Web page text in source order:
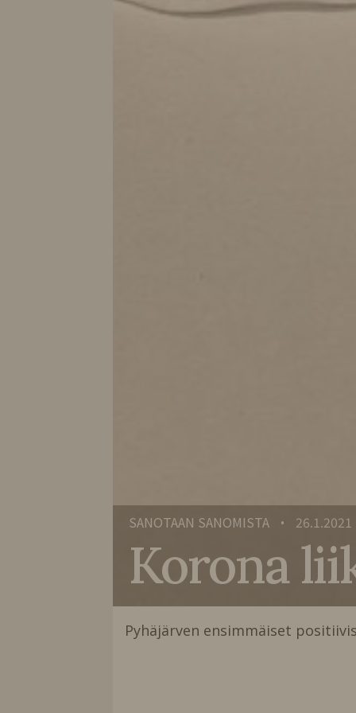
SANOTAAN SANOMISTA • 26.1.2021
Korona
Pyhäjärven ensimmäiset